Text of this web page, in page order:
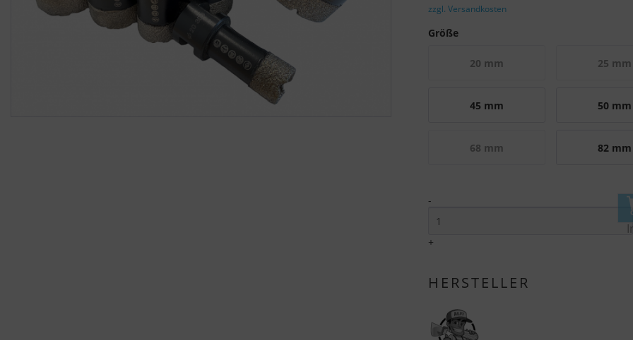
zzgl. Versandkosten
Größe
20 mm 25 mm
45 mm 50 mm
68 mm 82 mm
-
+
HERSTELLER